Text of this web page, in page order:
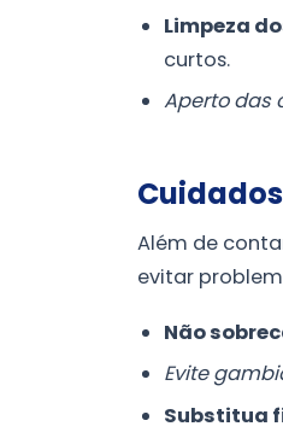
Limpeza
curtos.
Aperto das
Além de
evitar
Não
Evite
Substitua